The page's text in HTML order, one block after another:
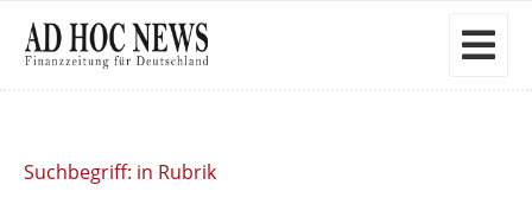
Suchbegriff: in Rubrik